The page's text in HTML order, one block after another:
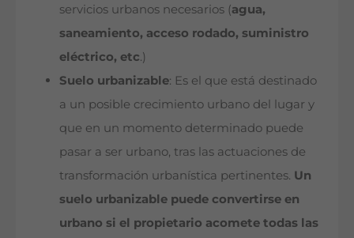
servicios urbanos necesarios (agua,
saneamiento, acceso rodado, suministro
eléctrico, etc.)
Suelo urbanizable: Es el que está destinado
a un posible crecimiento urbano del lugar y
que en un momento determinado puede
pasar a ser urbano, tras las actuaciones de
transformación urbanística pertinentes. Un
suelo urbanizable puede convertirse en
urbano si el propietario acomete todas las